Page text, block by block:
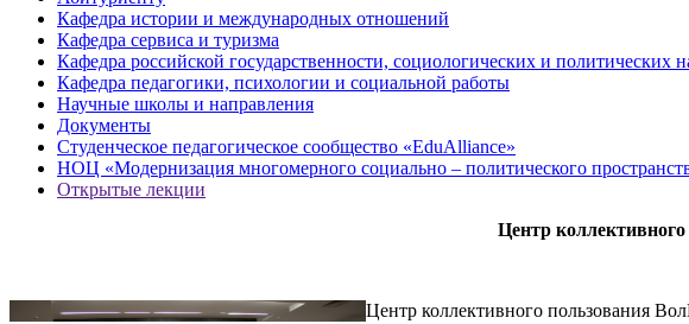
Кафедра истории и международных отношений
Кафедра сервиса и туризма
Кафедра российской государственности, социологических и политических
Кафедра педагогики, психологии и социальной работы
Научные школы и направления
Документы
Студенческое педагогическое сообщество «EduAlliance»
НОЦ «Модернизация многомерного социально – политического
Открытые лекции
Центр
Центр коллективного пользования